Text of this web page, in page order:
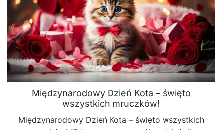
Międzynarodowy Dzień Kota – święto
wszystkich mruczków!
Międzynarodowy Dzień Kota – święto wszystkich